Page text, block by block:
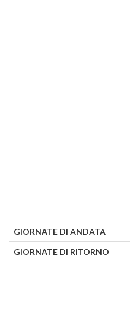
GIORNATE DI ANDATA
GIORNATE DI RITORNO